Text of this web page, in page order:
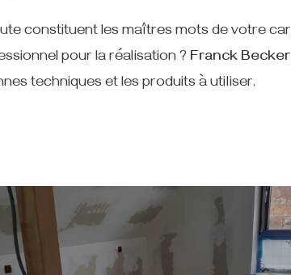
constituent les maîtres mots de votre
pour la réalisation ? Franck
techniques et les produits à utiliser.